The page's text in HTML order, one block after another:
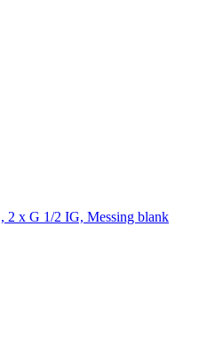
2 x G 1/2 IG, Messing blank